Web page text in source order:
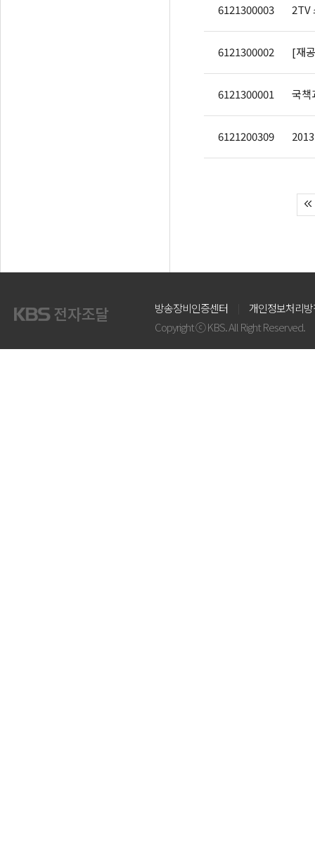
6121300003 2TV
6121300002
6121300001 국책
6121200309
방송장비인증센터
개인정보처리
Copyright ⓒ KBS. All Right Reserved.